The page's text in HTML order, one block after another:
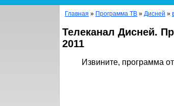
Главная » Программа ТВ » Дисней »
Телеканал Дисней.
2011
Извините, программа